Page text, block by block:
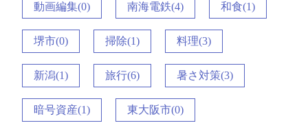
動画編集(0) 南海電鉄(4) 和食(1)
堺市(0) 掃除(1) 料理(3)
新潟(1) 旅行(6) 暑さ対策(3)
暗号資産(1) 東大阪市(0)